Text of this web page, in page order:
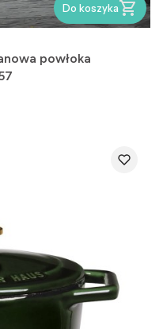
Do koszyka
powłoka